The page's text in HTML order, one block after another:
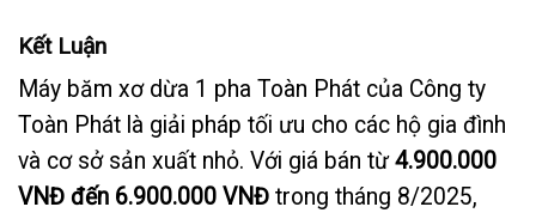
Kết Luận
Máy băm xơ dừa 1 pha Toàn Phát của Công ty
Toàn Phát là giải pháp tối ưu cho các hộ gia đình
và cơ sở sản xuất nhỏ. Với giá bán từ4.900.000
VNĐ đến 6.900.000 VNĐ trong tháng 8/2025,